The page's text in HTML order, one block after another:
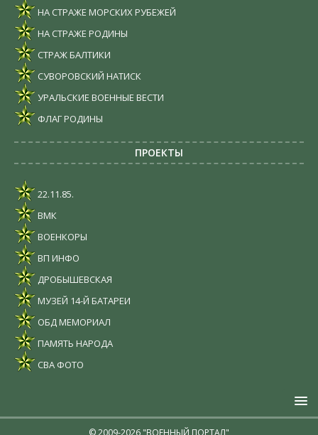
НА СТРАЖЕ МОРСКИХ РУБЕЖЕЙ
НА СТРАЖЕ РОДИНЫ
СТРАЖ БАЛТИКИ
СУВОРОВСКИЙ НАТИСК
УРАЛЬСКИЕ ВОЕННЫЕ ВЕСТИ
ФЛАГ РОДИНЫ
ПРОЕКТЫ
22.11.85.
ВМК
ВОЕНКОРЫ
ВП ИНФО
ДРОБЫШЕВСКАЯ
МУЗЕЙ 14-Й БАТАРЕИ
ОБД МЕМОРИАЛ
ПАМЯТЬ НАРОДА
СВА ФОТО